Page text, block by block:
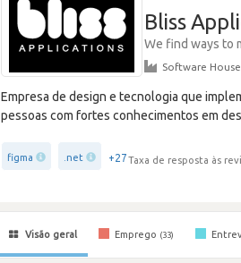
Bliss
We find ways to
Software
Empresa de design e tecnologia que
pessoas com fortes conhecimentos em
figma .net +27Taxa de resposta às
Visão geral Emprego (33)